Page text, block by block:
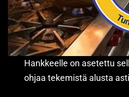
Hankkeelle on asetettu
ohjaa tekemistä alusta